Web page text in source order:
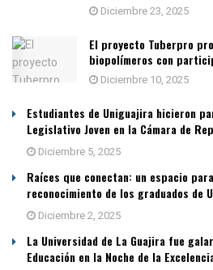
Diciembre 23, 2025
El proyecto Tuberpro
biopolímeros con
Diciembre 10, 2025
Estudiantes de Uniguajira hicieron
Legislativo Joven en la Cámara de
Diciembre 5, 2025
Raíces que conectan: un espacio
reconocimiento de los graduados de
Diciembre 2, 2025
La Universidad de La Guajira fue
Educación en la Noche de la